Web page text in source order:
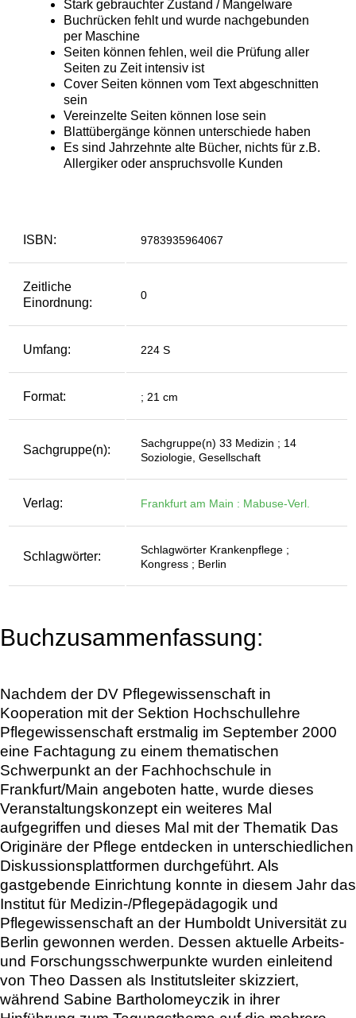
ISBN: 9783935964067
Zeitliche
Einordnung:
0
Umfang: 224 S
Format: ; 21 cm
Sachgruppe(n):
Sachgruppe(n) 33 Medizin ; 14
Soziologie, Gesellschaft
Verlag: Frankfurt am Main : Mabuse-Verl.
Schlagwörter:
Schlagwörter Krankenpflege ;
Kongress ; Berlin
Buchzusammenfassung:
Nachdem der DV Pflegewissenschaft in
Kooperation mit der Sektion Hochschullehre
Pflegewissenschaft erstmalig im September 2000
eine Fachtagung zu einem thematischen
Schwerpunkt an der Fachhochschule in
Frankfurt/Main angeboten hatte, wurde dieses
Veranstaltungskonzept ein weiteres Mal
aufgegriffen und dieses Mal mit der Thematik Das
Originäre der Pflege entdecken in unterschiedlichen
Diskussionsplattformen durchgeführt. Als
gastgebende Einrichtung konnte in diesem Jahr das
Institut für Medizin-/Pflegepädagogik und
Pflegewissenschaft an der Humboldt Universität zu
Berlin gewonnen werden. Dessen aktuelle Arbeits-
und Forschungsschwerpunkte wurden einleitend
von Theo Dassen als Institutsleiter skizziert,
während Sabine Bartholomeyczik in ihrer